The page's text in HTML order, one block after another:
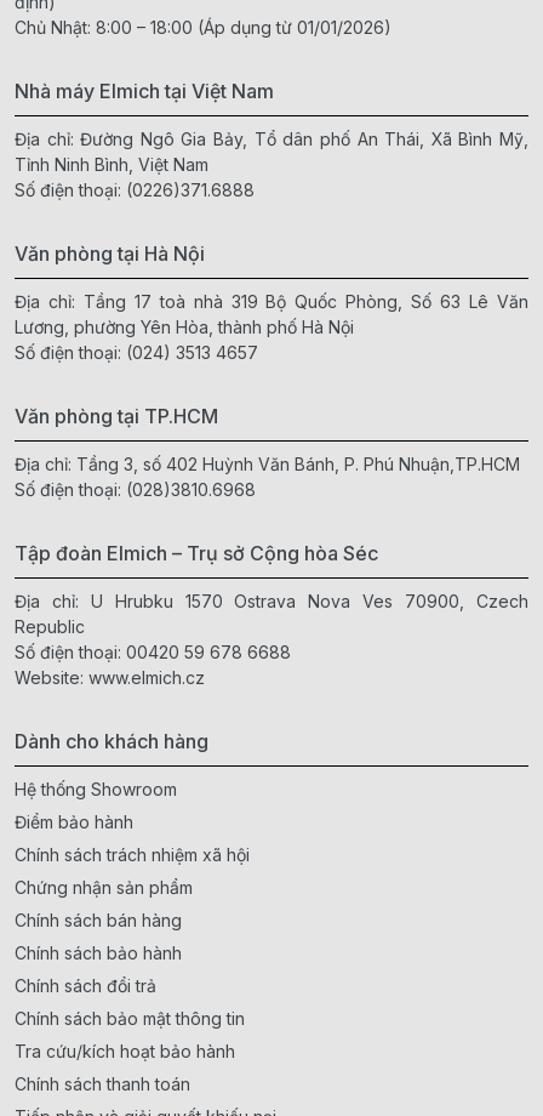
Chủ Nhật: 8:00 – 18:00 (Áp dụng từ 01/01/2026)
Nhà máy Elmich tại Việt Nam
Địa chỉ: Đường Ngô Gia Bảy, Tổ dân phố An Thái, Xã Bình Mỹ,
Tỉnh Ninh Bình, Việt Nam
Số điện thoại: (0226)371.6888
Văn phòng tại Hà Nội
Địa chỉ: Tầng 17 toà nhà 319 Bộ Quốc Phòng, Số 63 Lê Văn
Lương, phường Yên Hòa, thành phố Hà Nội
Số điện thoại: (024) 3513 4657
Văn phòng tại TP.HCM
Địa chỉ: Tầng 3, số 402 Huỳnh Văn Bánh, P. Phú Nhuận,TP.HCM
Số điện thoại: (028)3810.6968
Tập đoàn Elmich – Trụ sở Cộng hòa Séc
Địa chỉ: U Hrubku 1570 Ostrava Nova Ves 70900, Czech
Republic
Số điện thoại: 00420 59 678 6688
Website: www.elmich.cz
Dành cho khách hàng
Hệ thống Showroom
Điểm bảo hành
Chính sách trách nhiệm xã hội
Chứng nhận sản phẩm
Chính sách bán hàng
Chính sách bảo hành
Chính sách đổi trả
Chính sách bảo mật thông tin
Tra cứu/kích hoạt bảo hành
Chính sách thanh toán